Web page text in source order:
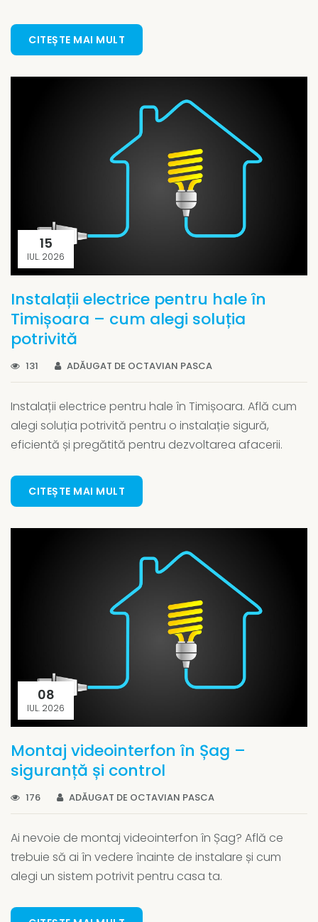
CITEȘTE MAI MULT
15
IUL. 2026
Instalații electrice pentru hale în
Timișoara – cum alegi soluția
potrivită
131 ADĂUGAT DE OCTAVIAN PASCA
Instalații electrice pentru hale în Timișoara. Află cum
alegi soluția potrivită pentru o instalație sigură,
eficientă și pregătită pentru dezvoltarea afacerii.
CITEȘTE MAI MULT
08
IUL. 2026
Montaj videointerfon în Șag –
siguranță și control
176 ADĂUGAT DE OCTAVIAN PASCA
Ai nevoie de montaj videointerfon în Șag? Află ce
trebuie să ai în vedere înainte de instalare și cum
alegi un sistem potrivit pentru casa ta.